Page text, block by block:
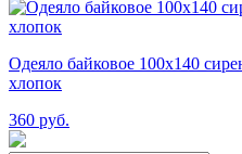
Одеяло байковое 100х140
хлопок
360 руб.